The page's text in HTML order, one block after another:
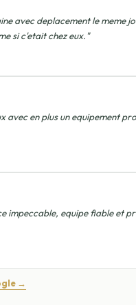
avec deplacement le meme
si c'etait chez eux."
en plus un equipement
impeccable, equipe fiable et
→